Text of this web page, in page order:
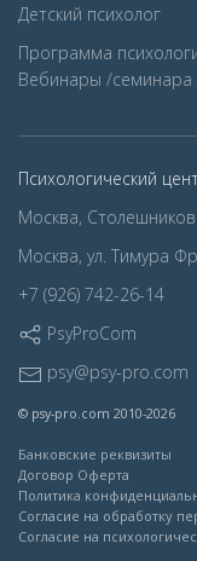
Детcкий психолог
Программа
Вебинары /семинара
Психологический
Москва, Столешников
Москва, ул. Тимура
+7 (926) 742-26-14
PsyProCom
psy@psy-pro.com
© psy-pro.com 2010-2026
Банковские реквизиты
Договор Оферта
Политика
Согласие на обработку
Согласие на